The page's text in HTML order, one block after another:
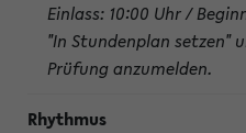
Einlass: 10:00 Uhr /
"In Stundenplan setzen"
Prüfung anzumelden.